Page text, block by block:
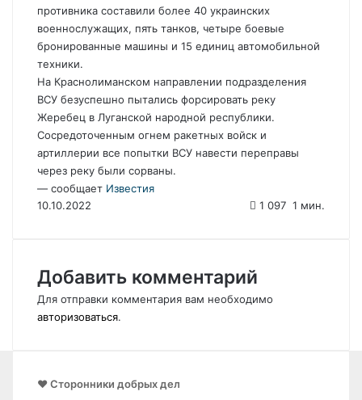
противника составили более 40 украинских
военнослужащих, пять танков, четыре боевые
бронированные машины и 15 единиц автомобильной
техники.
На Краснолиманском направлении подразделения
ВСУ безуспешно пытались форсировать реку
Жеребец в Луганской народной республики.
Сосредоточенным огнем ракетных войск и
артиллерии все попытки ВСУ навести переправы
через реку были сорваны.
— сообщает Известия
10.10.2022
1 097 1 мин.
Добавить комментарий
Для отправки комментария вам необходимо
авторизоваться.
❤️ Сторонники добрых дел